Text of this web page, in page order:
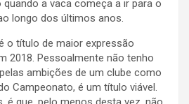
a vaca começa a ir para o
longo dos últimos anos.
o título de maior expressão
2018. Pessoalmente não tenho
ambições de um clube como
Campeonato, é um título viável.